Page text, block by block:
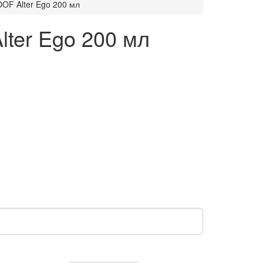
Alter Ego 200 мл
Ego 200 мл